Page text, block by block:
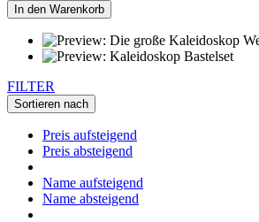
In den Warenkorb
FILTER
Sortieren nach
Preis aufsteigend
Preis absteigend
Name aufsteigend
Name absteigend